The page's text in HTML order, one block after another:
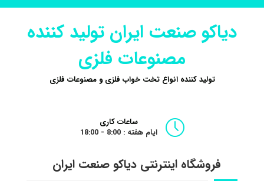
دیاکو صنعت ایران تولید کننده
مصنوعات فلزی
تولید کننده انواع تخت خواب فلزی و مصنوعات فلزی
ساعات کاری
ایام هفته : 8:00 - 18:00
فروشگاه اینترنتی دیاکو صنعت ایران